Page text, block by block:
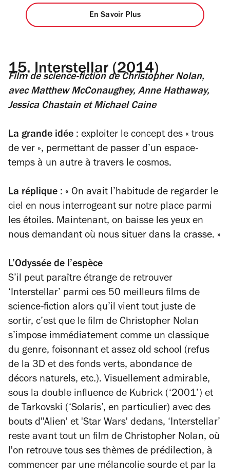
En Savoir Plus
15.Interstellar (2014)
Film de science-fiction de Christopher Nolan,
avec Matthew McConaughey, Anne Hathaway,
Jessica Chastain et Michael Caine
La grande idée : exploiter le concept des « trous
de ver », permettant de passer d’un espace-
temps à un autre à travers le cosmos.
La réplique : « On avait l’habitude de regarder le
ciel en nous interrogeant sur notre place parmi
les étoiles. Maintenant, on baisse les yeux en
nous demandant où nous situer dans la crasse. »
L’Odyssée de l’espèce
S’il peut paraître étrange de retrouver
‘Interstellar’ parmi ces 50 meilleurs films de
science-fiction alors qu’il vient tout juste de
sortir, c’est que le film de Christopher Nolan
s’impose immédiatement comme un classique
du genre, foisonnant et assez old school (refus
de la 3D et des fonds verts, abondance de
décors naturels, etc.). Visuellement admirable,
sous la double influence de Kubrick (‘2001’) et
de Tarkovski (‘Solaris’, en particulier) avec des
bouts d''Alien' et 'Star Wars' dedans, ‘Interstellar’
reste avant tout un film de Christopher Nolan, où
l'on retrouve tous ses thèmes de prédilection, à
commencer par une mélancolie sourde et par la